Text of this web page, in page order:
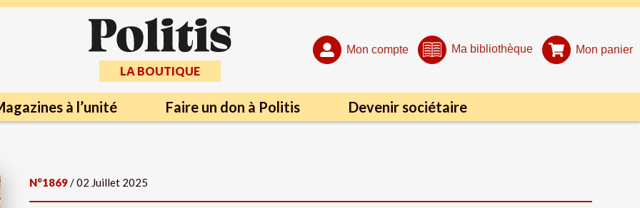
LA BOUTIQUE
Mon compte Ma bibliothèque Mon panier
à l’unité Faire un don à Politis Devenir sociétaire
N°1869/ 02 Juillet 2025